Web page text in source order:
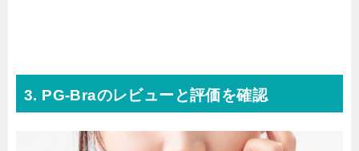
3. PG-Braのレビューと評価を確認